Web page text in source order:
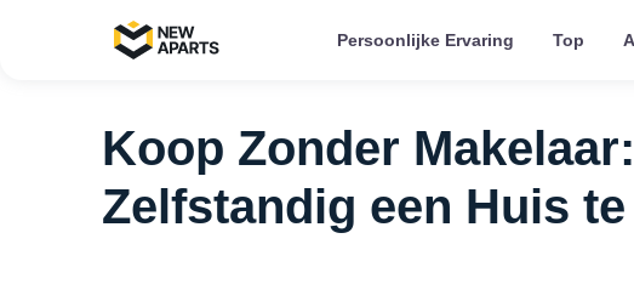
Persoonlijke Ervaring Top
Koop Zonder
Zelfstandig een Huis